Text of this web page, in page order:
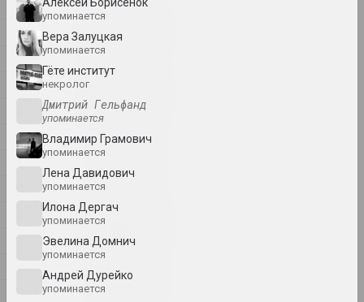
1
2
А
Б
Г
Д
1
упоминается
Вера Залуцкая
упоминается
Гёте институт
некролог
Дмитрий Гельфанд
упоминается
Владимир Грамович
упоминается
Лена Давидович
упоминается
Илона Дергач
упоминается
Эвелина Домнич
упоминается
Андрей Дурейко
упоминается